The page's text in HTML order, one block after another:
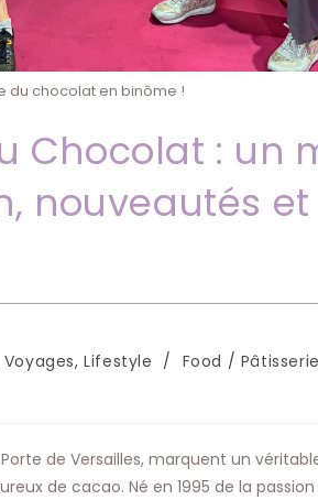
du chocolat en binôme !
Chocolat : un
nouveautés et
Lifestyle / Food / Pâtisserie
de Versailles, marquent un
de cacao. Né en 1995 de la